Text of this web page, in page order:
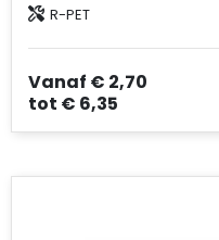
R-PET
Vanaf € 2,70
tot € 6,35